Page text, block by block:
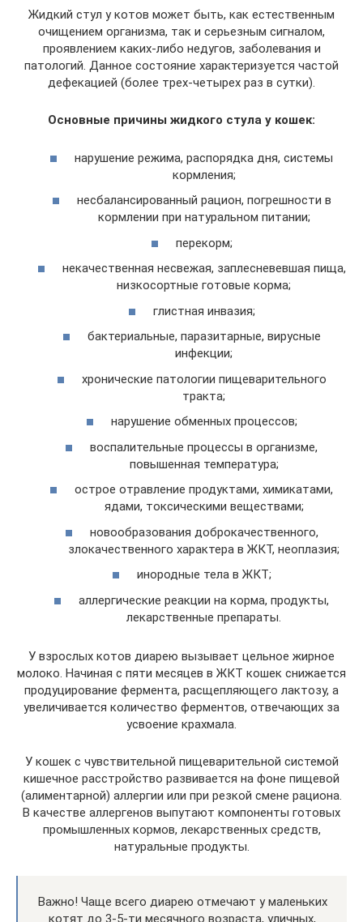
Жидкий стул у котов может быть, как естественным
очищением организма, так и серьезным сигналом,
проявлением каких-либо недугов, заболевания и
патологий. Данное состояние характеризуется частой
дефекацией (более трех-четырех раз в сутки).
Основные причины жидкого стула у кошек:
нарушение режима, распорядка дня, системы
кормления;
несбалансированный рацион, погрешности в
кормлении при натуральном питании;
перекорм;
некачественная несвежая, заплесневевшая пища,
низкосортные готовые корма;
глистная инвазия;
бактериальные, паразитарные, вирусные
инфекции;
хронические патологии пищеварительного
тракта;
нарушение обменных процессов;
воспалительные процессы в организме,
повышенная температура;
острое отравление продуктами, химикатами,
ядами, токсическими веществами;
новообразования доброкачественного,
злокачественного характера в ЖКТ, неоплазия;
инородные тела в ЖКТ;
аллергические реакции на корма, продукты,
лекарственные препараты.
У взрослых котов диарею вызывает цельное жирное
молоко. Начиная с пяти месяцев в ЖКТ кошек снижается
продуцирование фермента, расщепляющего лактозу, а
увеличивается количество ферментов, отвечающих за
усвоение крахмала.
У кошек с чувствительной пищеварительной системой
кишечное расстройство развивается на фоне пищевой
(алиментарной) аллергии или при резкой смене рациона.
В качестве аллергенов выпутают компоненты готовых
промышленных кормов, лекарственных средств,
натуральные продукты.
Важно! Чаще всего диарею отмечают у маленьких
котят до 3-5-ти месячного возраста, уличных,